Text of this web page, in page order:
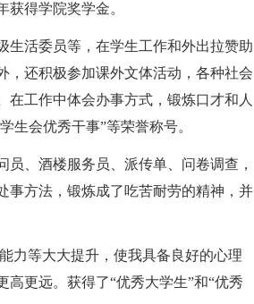
得学院奖学金。
活委员等，在学生工作和外出拉赞助
，还积极参加课外文体活动，各种社会
工作中体会办事方式，锻炼口才和人
生会优秀干事”等荣誉称号。
、酒楼服务员、派传单、问卷调查，
事方法，锻炼成了吃苦耐劳的精神，并
等大大提升，使我具备良好的心理
更远。获得了“优秀大学生”和“优秀